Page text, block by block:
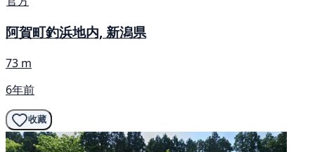
阿賀町釣浜地内, 新潟県
73 m
6年前
收藏